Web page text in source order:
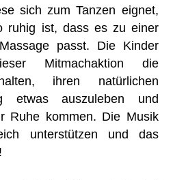
sich zum Tanzen eignet,
ruhig ist, dass es zu einer
passt. Die Kinder
Mitmachaktion die
ihren natürlichen
etwas auszuleben und
Ruhe kommen. Die Musik
unterstützen und das